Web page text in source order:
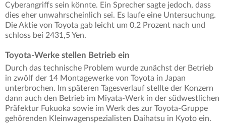
Cyberangriffs sein könnte. Ein Sprecher sagte jedoch, dass
dies eher unwahrscheinlich sei. Es laufe eine Untersuchung.
Die Aktie von Toyota gab leicht um 0,2 Prozent nach und
schloss bei 2431,5 Yen.
Toyota-Werke stellen Betrieb ein
Durch das technische Problem wurde zunächst der Betrieb
in zwölf der 14 Montagewerke von Toyota in Japan
unterbrochen. Im späteren Tagesverlauf stellte der Konzern
dann auch den Betrieb im Miyata-Werk in der südwestlichen
Präfektur Fukuoka sowie im Werk des zur Toyota-Gruppe
gehörenden Kleinwagenspezialisten Daihatsu in Kyoto ein.